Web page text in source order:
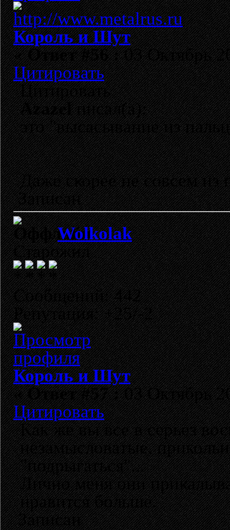
Король и Шут
«Ответ #56 :03 Октябрь
Цитировать
Цитировать
Azazelписал(а):
это "высасывание из
Даже скорее не совсем из
Записан
Wolkolak
Старожил
Сообщений: 442
Репутация: +25/-2
Король и Шут
«Ответ #57 :03 Октябрь
Цитировать
Как же вы все в серьез
незамысловатые,
"подрыгаться"...
Лично меня они
нравится больше.
Записан